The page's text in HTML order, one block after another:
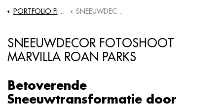
PORTFOLIO FILM & TV SNEEUWDECOR FOTOSHOOT MARVILLA ROAN PARKS
SNEEUWDECOR FOTOSHOOT
MARVILLA ROAN PARKS
Betoverende
Sneeuwtransformatie door